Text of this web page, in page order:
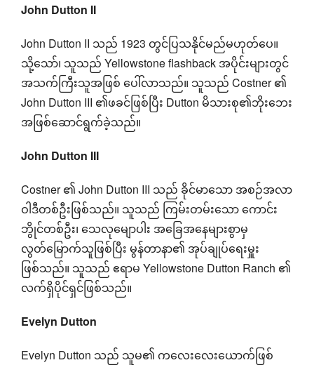
John Dutton II
John Dutton II သည် 1923 တွင်ပြသနိုင်မည်မဟုတ်ပေ။
သို့သော်၊ သူသည် Yellowstone flashback အပိုင်းများတွင်
အသက်ကြီးသူအဖြစ် ပေါ်လာသည်။ သူသည် Costner ၏
John Dutton III ၏ဖခင်ဖြစ်ပြီး Dutton မိသားစု၏ဘိုးဘေး
အဖြစ်ဆောင်ရွက်ခဲ့သည်။
John Dutton III
Costner ၏ John Dutton III သည် ခိုင်မာသော အစဉ်အလာ
ဝါဒီတစ်ဦးဖြစ်သည်။ သူသည် ကြမ်းတမ်းသော ကောင်း
ဘွိုင်တစ်ဦး၊ သေလုမျောပါး အခြေအနေများစွာမှ
လွတ်မြောက်သူဖြစ်ပြီး မွန်တာနာ၏ အုပ်ချုပ်ရေးမှူး
ဖြစ်သည်။ သူသည် ဧရာမ Yellowstone Dutton Ranch ၏
လက်ရှိပိုင်ရှင်ဖြစ်သည်။
Evelyn Dutton
Evelyn Dutton သည် သူမ၏ ကလေးလေးယောက်ဖြစ်